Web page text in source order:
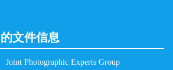
文件信息
Joint Photographic Experts Group